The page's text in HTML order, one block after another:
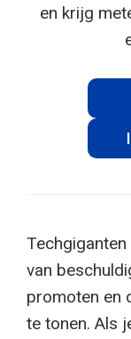
en krijg
van
promoten en
te tonen. Als